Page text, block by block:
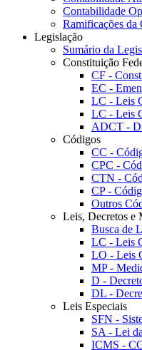
Contabilidade
Ramificações da
Legislação
Sumário da
Constituição
CF -
EC -
LC - Leis
LC - Leis
ADCT -
Códigos
CC -
CPC -
CTN -
CP -
Outros
Leis, Decretos e
Busca de
LC - Leis
LO - Leis
MP -
D -
DL -
Leis Especiais
SFN -
SA - Lei
ICMS -